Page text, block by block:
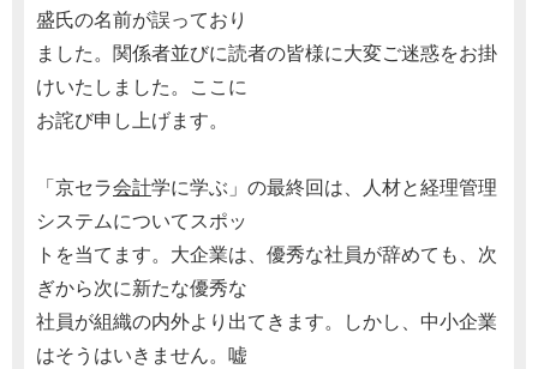
盛氏の名前が誤っており
ました。関係者並びに読者の皆様に大変ご迷惑をお掛
けいたしました。ここに
お詫び申し上げます。
「京セラ会計学に学ぶ」の最終回は、人材と経理管理
システムについてスポッ
トを当てます。大企業は、優秀な社員が辞めても、次
ぎから次に新たな優秀な
社員が組織の内外より出てきます。しかし、中小企業
はそうはいきません。嘘